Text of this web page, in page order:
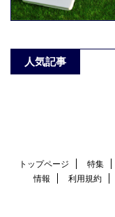
人気記事
トップページ 特集
情報
利用規約